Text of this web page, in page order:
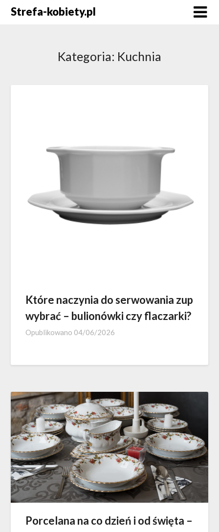
SkipStrefa-kobiety.pl
Kategoria: Kuchnia
Które naczynia do serwowania zup
wybrać – bulionówki czy flaczarki?
Opublikowano 04/06/2026
Porcelana na co dzień i od święta –